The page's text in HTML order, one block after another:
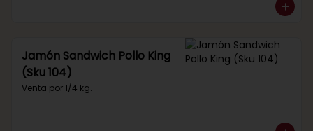
Jamón Sandwich Pollo King
(Sku 104)
Venta por 1/4 kg.